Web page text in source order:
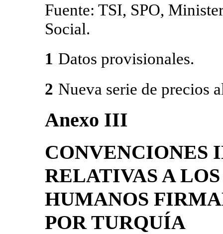
Fuente: TSI, SPO,
Social.
1 Datos provisionales.
2 Nueva serie de precios
Anexo III
CONVENCIONES
RELATIVAS A
HUMANOS
POR TURQUÍA